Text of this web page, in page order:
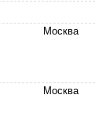
Москва
Москва